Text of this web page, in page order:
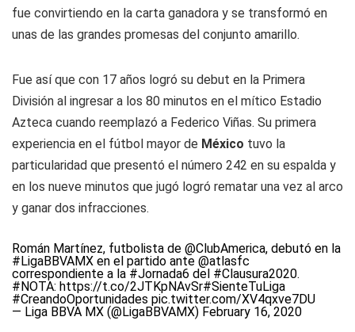
fue convirtiendo en la carta ganadora y se transformó en
unas de las grandes promesas del conjunto amarillo.
Fue así que con 17 años logró su debut en la Primera
División al ingresar a los 80 minutos en el mítico Estadio
Azteca cuando reemplazó a Federico Viñas. Su primera
experiencia en el fútbol mayor de México tuvo la
particularidad que presentó el número 242 en su espalda y
en los nueve minutos que jugó logró rematar una vez al arco
y ganar dos infracciones.
Román Martínez, futbolista de @ClubAmerica, debutó en la
#LigaBBVAMX en el partido ante @atlasfc
correspondiente a la #Jornada6 del #Clausura2020.
#NOTA: https://t.co/2JTKpNAvSr#SienteTuLiga
#CreandoOportunidades pic.twitter.com/XV4qxve7DU
— Liga BBVA MX (@LigaBBVAMX) February 16, 2020